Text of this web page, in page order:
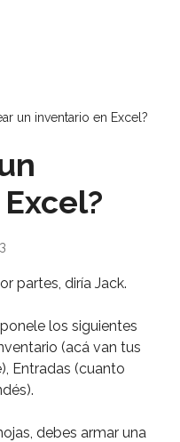
un inventario en Excel?
partes, diría Jack.
los siguientes
(acá van tus
Entradas (cuanto
debes armar una